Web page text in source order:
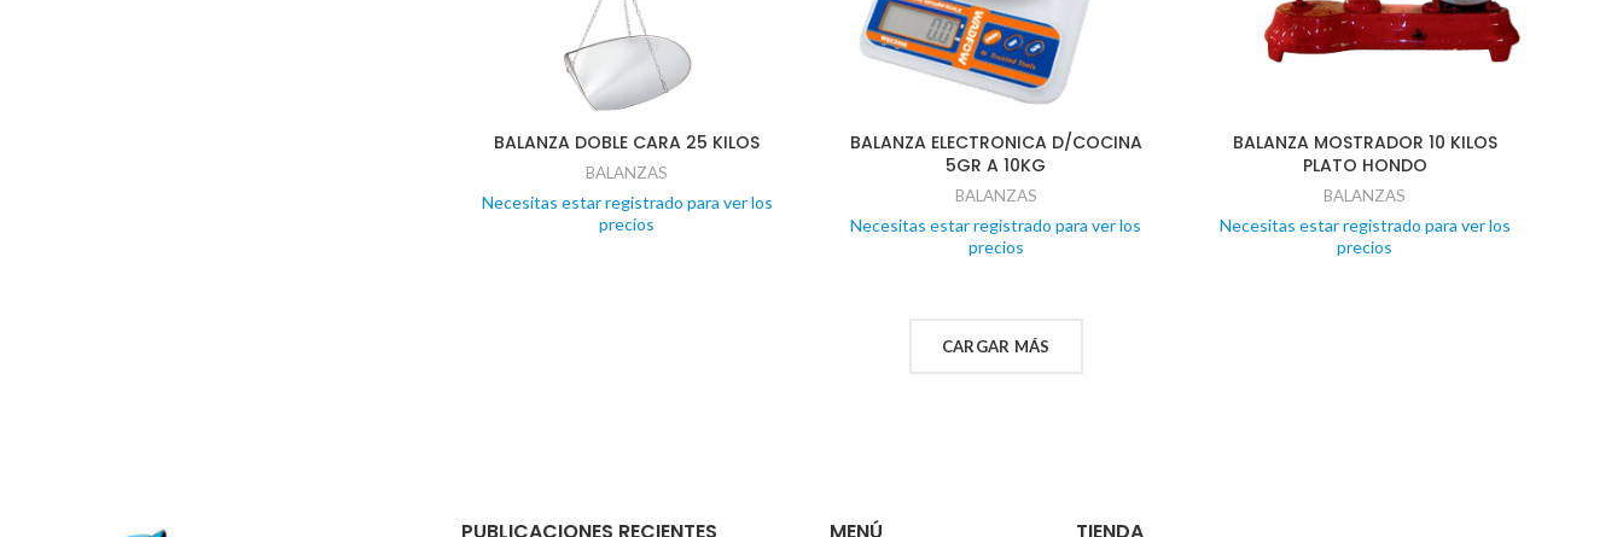
BALANZA DOBLE CARA 25 KILOS
BALANZAS
Necesitas estar registrado para ver los
precios
BALANZA ELECTRONICA D/COCINA
5GR A 10KG
BALANZAS
Necesitas estar registrado para ver los
precios
BALANZA MOSTRADOR 10 KILOS
PLATO HONDO
BALANZAS
Necesitas estar registrado para ver los
precios
CARGAR MÁS
PUBLICACIONES RECIENTES MENÚ TIENDA